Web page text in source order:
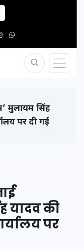
मुलायम सिंह
पर दी गई
यादव की
पर